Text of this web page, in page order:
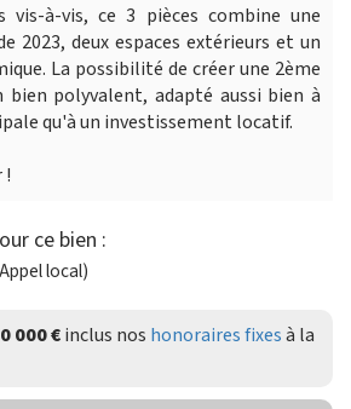
vis-à-vis, ce 3 pièces combine une
2023, deux espaces extérieurs et un
La possibilité de créer une 2ème
polyvalent, adapté aussi bien à
qu'à un investissement locatif.
!
ce bien :
local)
000 €inclus nos honoraires fixesà la